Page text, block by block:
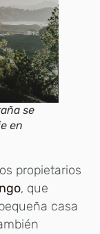
se
en
propietarios
, que
casa